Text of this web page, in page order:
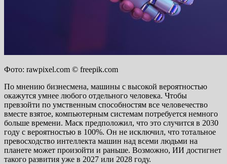
Фото: rawpixel.com © freepik.com
По мнению бизнесмена, машины с высокой вероятностью
окажутся умнее любого отдельного человека. Чтобы
превзойти по умственным способностям все человечество
вместе взятое, компьютерным системам потребуется немного
больше времени. Маск предположил, что это случится в 2030
году с вероятностью в 100%. Он не исключил, что тотальное
превосходство интеллекта машин над всеми людьми на
планете может произойти и раньше. Возможно, ИИ достигнет
такого развития уже в 2027 или 2028 году.